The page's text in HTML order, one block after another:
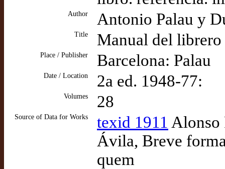
Author Antonio Palau y
Title Manual del
Place / Publisher Barcelona: Palau
Date / Location 2a ed. 1948-77:
Volumes 28
Source of Data for Works texid 1911 Alonso
Ávila, Breve
quem